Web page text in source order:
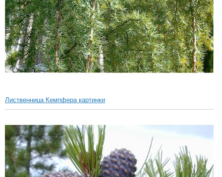
Лиственница Кемпфера картинки